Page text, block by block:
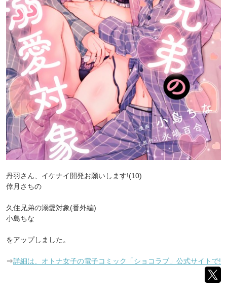
丹羽さん、イケナイ開発お願いします!(10)
倖月さちの
久住兄弟の溺愛対象(番外編)
小島ちな
をアップしました。
⇒詳細は、オトナ女子の電子コミック「ショコラブ」公式サイトで!